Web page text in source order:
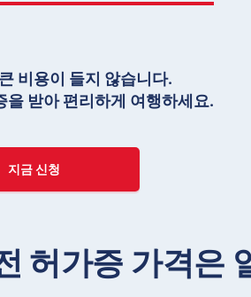
비용이 들지 않습니다.
을 받아 편리하게 여행하세요.
지금 신청
허가증 가격은